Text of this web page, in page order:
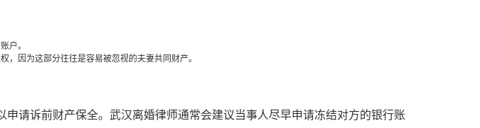
户。
，因为这部分往往是容易被忽视的夫妻共同财产。
请诉前财产保全。武汉离婚律师通常会建议当事人尽早申请冻结对方的银行账